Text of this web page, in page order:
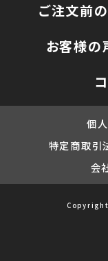
ご注文前
お客様の
個
特定商取引
会